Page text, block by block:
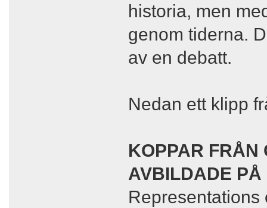
historia, men
genom tiderna.
av en debatt.
Nedan ett klipp
KOPPAR FRÅN
AVBILDADE